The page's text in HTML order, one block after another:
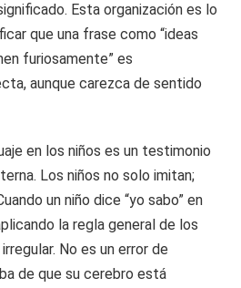
Esta organización es lo
que una frase como “ideas
furiosamente” es
aunque carezca de sentido
en los niños es un testimonio
Los niños no solo imitan;
un niño dice “yo sabo” en
la regla general de los
No es un error de
de que su cerebro está